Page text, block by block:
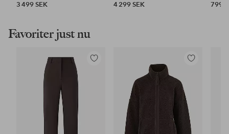
3 499 SEK
4 299 SEK
799
Favoriter just nu
Lägg
Lägg
favoriter